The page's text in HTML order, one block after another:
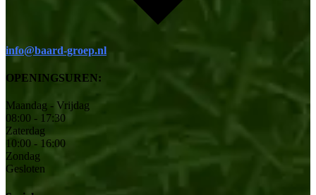
info@baard-groep.nl
OPENINGSUREN:
Maandag - Vrijdag
08:00 - 17:30
Zaterdag
10:00 - 16:00
Zondag
Gesloten